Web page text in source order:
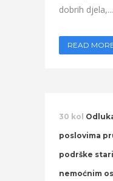
dobrih djela,...
READ
30 kol
poslovima
podrške
nemoćnim